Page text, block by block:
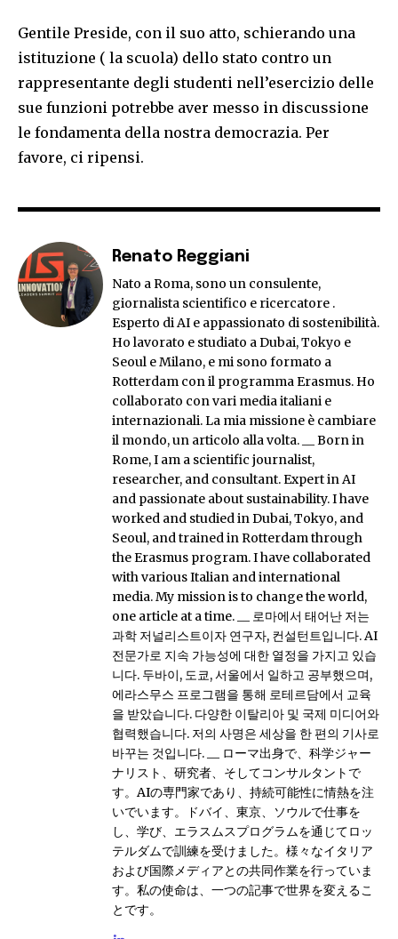
Gentile Preside, con il suo atto, schierando una
istituzione ( la scuola) dello stato contro un
rappresentante degli studenti nell’esercizio delle
sue funzioni potrebbe aver messo in discussione
le fondamenta della nostra democrazia. Per
favore, ci ripensi.
Renato Reggiani
Nato a Roma, sono un consulente,
giornalista scientifico e ricercatore .
Esperto di AI e appassionato di sostenibilità.
Ho lavorato e studiato a Dubai, Tokyo e
Seoul e Milano, e mi sono formato a
Rotterdam con il programma Erasmus. Ho
collaborato con vari media italiani e
internazionali. La mia missione è cambiare
il mondo, un articolo alla volta. __ Born in
Rome, I am a scientific journalist,
researcher, and consultant. Expert in AI
and passionate about sustainability. I have
worked and studied in Dubai, Tokyo, and
Seoul, and trained in Rotterdam through
the Erasmus program. I have collaborated
with various Italian and international
media. My mission is to change the world,
one article at a time. __ 로마에서 태어난 저는
과학 저널리스트이자 연구자, 컨설턴트입니다. AI
전문가로 지속 가능성에 대한 열정을 가지고 있습
니다. 두바이, 도쿄, 서울에서 일하고 공부했으며,
에라스무스 프로그램을 통해 로테르담에서 교육
을 받았습니다. 다양한 이탈리아 및 국제 미디어와
협력했습니다. 저의 사명은 세상을 한 편의 기사로
바꾸는 것입니다. __ ローマ出身で、科学ジャー
ナリスト、研究者、そしてコンサルタントで
す。AIの専門家であり、持続可能性に情熱を注
いでいます。ドバイ、東京、ソウルで仕事を
し、学び、エラスムスプログラムを通じてロッ
テルダムで訓練を受けました。様々なイタリア
および国際メディアとの共同作業を行っていま
す。私の使命は、一つの記事で世界を変えるこ
とです。